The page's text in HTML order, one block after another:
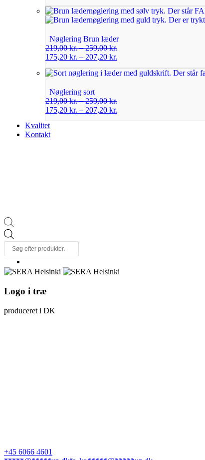
Nøglering Brun læder
219,00kr.–259,00kr.
175,20 kr. – 207,20 kr.
Nøglering sort
219,00kr.–259,00kr.
175,20 kr. – 207,20 kr.
Kvalitet
Kontakt
search
Logo i træ
produceret i DK
+45 6066 4601